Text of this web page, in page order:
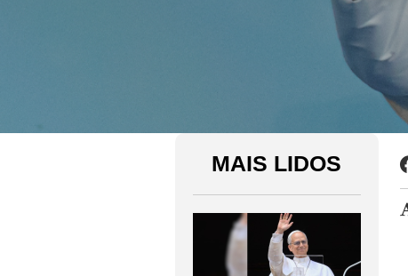
MAIS LIDOS